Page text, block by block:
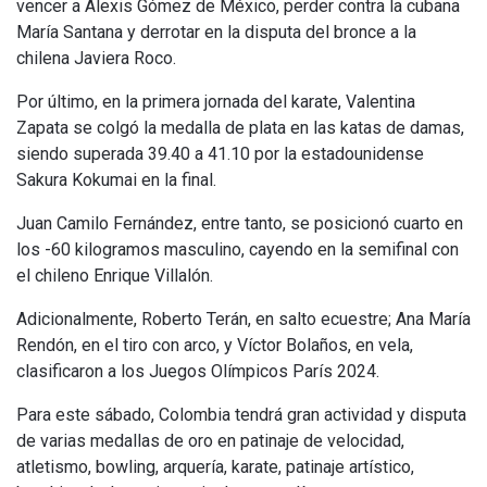
vencer a Alexis Gómez de México, perder contra la cubana
María Santana y derrotar en la disputa del bronce a la
chilena Javiera Roco.
Por último, en la primera jornada del karate, Valentina
Zapata se colgó la medalla de plata en las katas de damas,
siendo superada 39.40 a 41.10 por la estadounidense
Sakura Kokumai en la final.
Juan Camilo Fernández, entre tanto, se posicionó cuarto en
los -60 kilogramos masculino, cayendo en la semifinal con
el chileno Enrique Villalón.
Adicionalmente, Roberto Terán, en salto ecuestre; Ana María
Rendón, en el tiro con arco, y Víctor Bolaños, en vela,
clasificaron a los Juegos Olímpicos París 2024.
Para este sábado, Colombia tendrá gran actividad y disputa
de varias medallas de oro en patinaje de velocidad,
atletismo, bowling, arquería, karate, patinaje artístico,